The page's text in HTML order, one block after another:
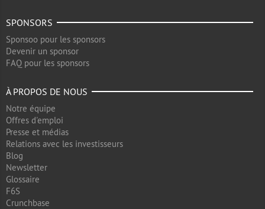
SPONSORS
Sponsoo pour les sponsors
Devenir un sponsor
FAQ pour les sponsors
À PROPOS DE NOUS
Notre équipe
Offres d'emploi
Presse et médias
Relations avec les investisseurs
Blog
Newsletter
Glossaire
F6S
Crunchbase